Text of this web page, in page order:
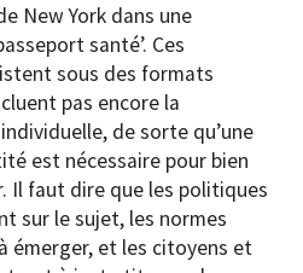
New York dans une
santé’. Ces
sous des formats
pas encore la
de sorte qu’une
est nécessaire pour bien
Il faut dire que les politiques
sur le sujet, les normes
émerger, et les citoyens et